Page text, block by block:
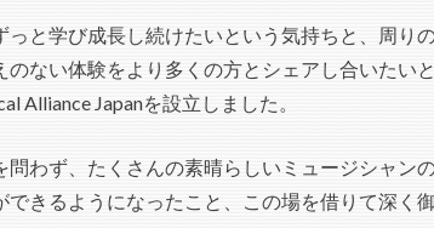
っと学び成長し続けたいという気持ちと、周り
のない体験をより多くの方とシェアし合いたい
Alliance Japanを設立しました。
問わず、たくさんの素晴らしいミュージシャン
できるようになったこと、この場を借りて深く